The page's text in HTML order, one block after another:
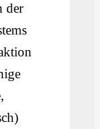
der